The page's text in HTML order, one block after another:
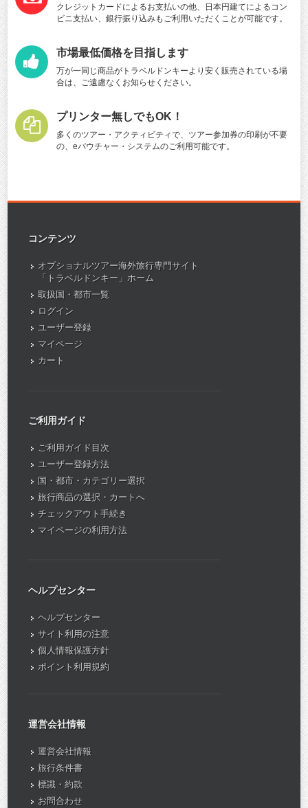
クレジットカードによるお支払いの他、日本円建てによるコン
ビニ支払い、銀行振り込みもご利用いただくことが可能です。
市場最低価格を目指します
万が一同じ商品がトラベルドンキーより安く販売されている場
合は、ご遠慮なくお知らせください。
プリンター無しでもOK！
多くのツアー・アクティビティで、ツアー参加券の印刷が不要
の、eバウチャー・システムのご利用可能です。
コンテンツ
オプショナルツアー海外旅行専門サイト
「トラベルドンキー」ホーム
取扱国・都市一覧
ログイン
ユーザー登録
マイページ
カート
ご利用ガイド
ご利用ガイド目次
ユーザー登録方法
国・都市・カテゴリー選択
旅行商品の選択・カートへ
チェックアウト手続き
マイページの利用方法
ヘルプセンター
ヘルプセンター
サイト利用の注意
個人情報保護方針
ポイント利用規約
運営会社情報
運営会社情報
旅行条件書
標識・約款
お問合わせ